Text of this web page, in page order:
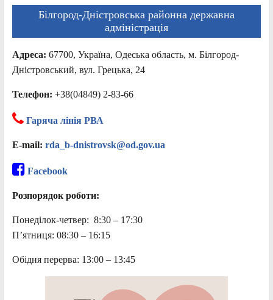
Білгород-Дністровська районна державна
адміністрація
Адреса: 67700, Україна, Одеська область, м. Білгород-
Дністровський, вул. Грецька, 24
Телефон: +38(04849) 2-83-66
Гаряча лінія РВА
E-mail: rda_b-dnistrovsk@od.gov.ua
Facebook
Розпорядок роботи:
Понеділок-четвер: 8:30 – 17:30
П’ятниця: 08:30 – 16:15
Обідня перерва: 13:00 – 13:45